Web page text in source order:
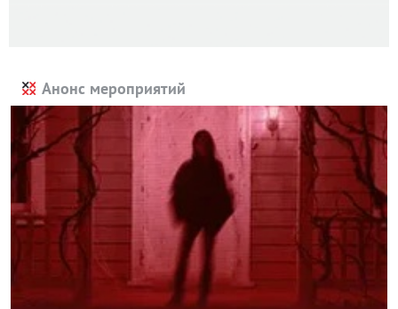
Анонс мероприятий